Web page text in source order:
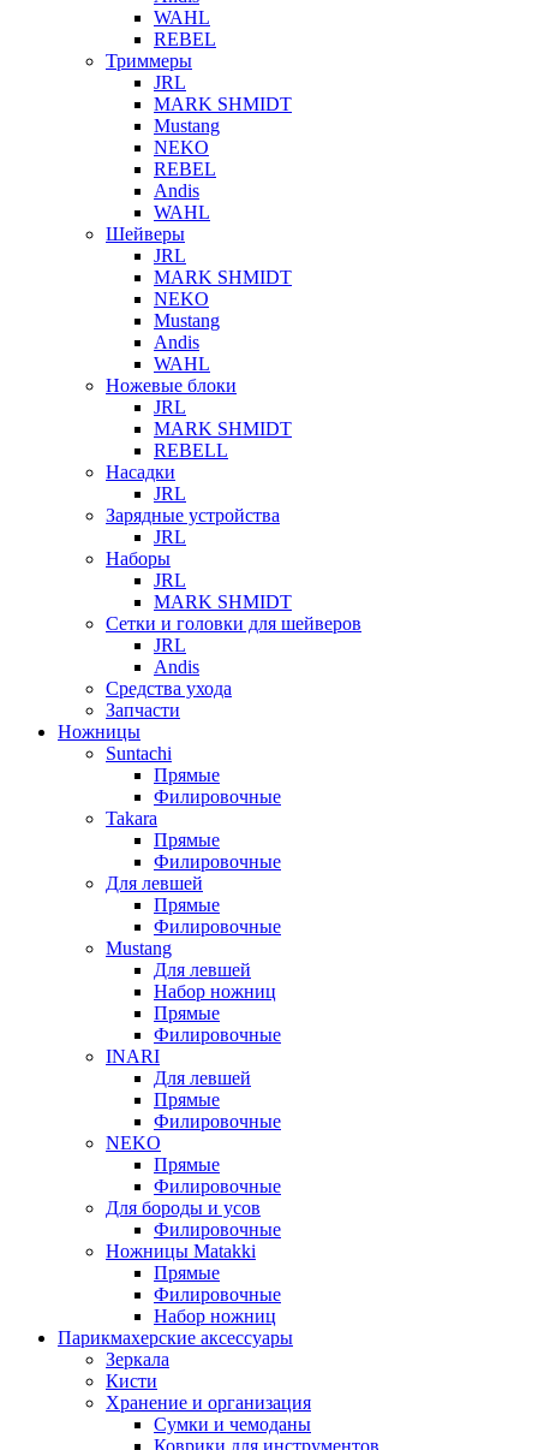
WAHL
REBEL
Триммеры
JRL
MARK SHMIDT
Mustang
NEKO
REBEL
Andis
WAHL
Шейверы
JRL
MARK SHMIDT
NEKO
Mustang
Andis
WAHL
Ножевые блоки
JRL
MARK SHMIDT
REBELL
Насадки
JRL
Зарядные устройства
JRL
Наборы
JRL
MARK SHMIDT
Сетки и головки для шейверов
JRL
Andis
Средства ухода
Запчасти
Ножницы
Suntachi
Прямые
Филировочные
Takara
Прямые
Филировочные
Для левшей
Прямые
Филировочные
Mustang
Для левшей
Набор ножниц
Прямые
Филировочные
INARI
Для левшей
Прямые
Филировочные
NEKO
Прямые
Филировочные
Для бороды и усов
Филировочные
Ножницы Matakki
Прямые
Филировочные
Набор ножниц
Парикмахерские аксессуары
Зеркала
Кисти
Хранение и организация
Сумки и чемоданы
Коврики для инструментов